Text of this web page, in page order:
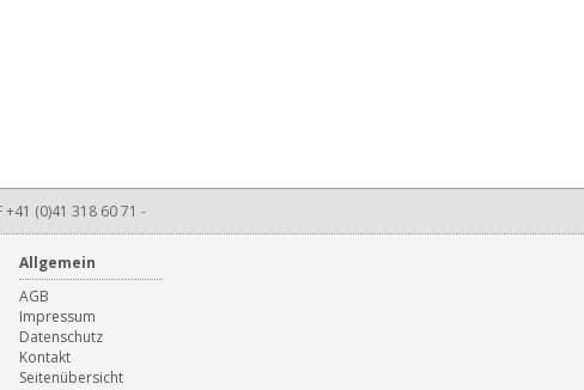
(0)41 318 60 71 -
Allgemein
AGB
Impressum
Datenschutz
Kontakt
Seitenübersicht